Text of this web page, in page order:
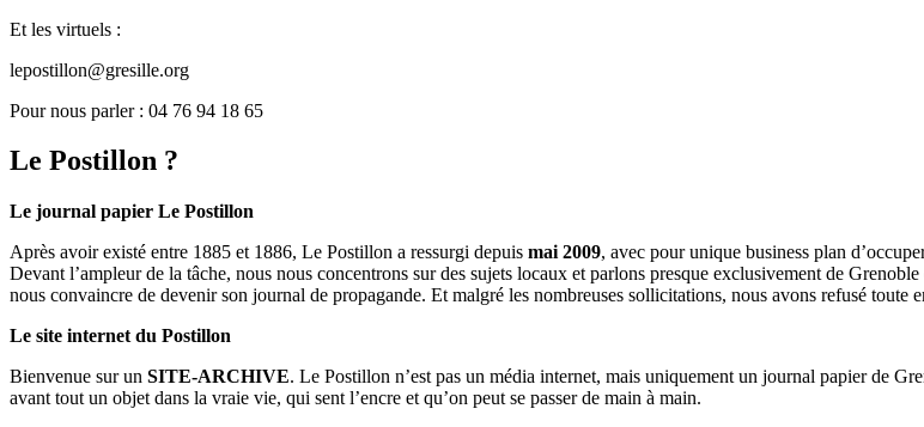
Et les virtuels :
lepostillon@gresille.org
Pour nous parler : 04 76 94 18 65
Le Postillon ?
Le journal papier Le Postillon
Après avoir existé entre 1885 et 1886, Le Postillon a ressurgi depuis mai 2009, avec pour unique business plan
Devant l’ampleur de la tâche, nous nous concentrons sur des sujets locaux et parlons presque exclusivement de
nous convaincre de devenir son journal de propagande. Et malgré les nombreuses sollicitations, nous avons refusé toute
Le site internet du Postillon
Bienvenue sur un SITE-ARCHIVE. Le Postillon n’est pas un média internet, mais uniquement un journal papier de
avant tout un objet dans la vraie vie, qui sent l’encre et qu’on peut se passer de main à main.